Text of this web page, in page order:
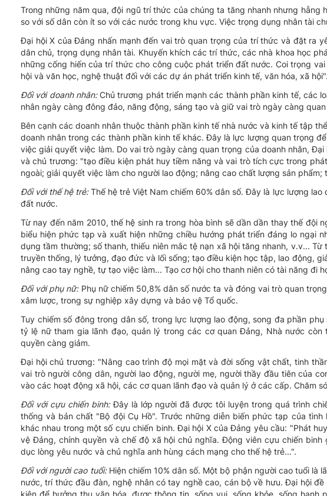
Trong những năm qua, đội ngũ trí thức của chúng ta tăng nhanh nhưng
so với số dân còn ít so với các nước trong khu vực. Việc trọng dụng nhân tài
Đại hội X của Đảng nhấn mạnh đến vai trò quan trọng của trí thức và đặt ra
dân chủ, trọng dụng nhân tài. Khuyến khích các trí thức, các nhà khoa học
những cống hiến của trí thức cho công cuộc phát triển đất nước. Coi trọng
hội và văn học, nghệ thuật đối với các dự án phát triển kinh tế, văn hóa, xã hội".
Đối với doanh nhân:Chủ trương phát triển mạnh các thành phần kinh tế, các
nhân ngày càng đông đảo, năng động, sáng tạo và giữ vai trò ngày càng
Bên cạnh các doanh nhân thuộc thành phần kinh tế nhà nước và kinh tế tập
doanh nhân trong các thành phần kinh tế khác. Đây là lực lượng quan trọng
việc giải quyết việc làm. Do vai trò ngày càng quan trọng của doanh nhân,
và chủ trương: "tạo điều kiện phát huy tiềm năng và vai trò tích cực trong
ngoài; giải quyết việc làm cho người lao động; nâng cao chất lượng sản
Đối với thế hệ trẻ:Thế hệ trẻ Việt Nam chiếm 60% dân số. Đây là lực lượng
đất nước.
Từ nay đến năm 2010, thế hệ sinh ra trong hòa bình sẽ dần dần thay thế đội
biểu hiện phức tạp và xuất hiện những chiều hướng phát triển đáng lo ngại
dụng tầm thường; số thanh, thiếu niên mắc tệ nạn xã hội tăng nhanh, v.v...
truyền thống, lý tưởng, đạo đức và lối sống; tạo điều kiện học tập, lao động,
nâng cao tay nghề, tự tạo việc làm... Tạo cơ hội cho thanh niên có tài năng đi
Đối với phụ nữ:Phụ nữ chiếm 50,8% dân số nước ta và đóng vai trò quan
xâm lược, trong sự nghiệp xây dựng và bảo vệ Tổ quốc.
Tuy chiếm số đông trong dân số, trong lực lượng lao động, song đa phần
tỷ lệ nữ tham gia lãnh đạo, quản lý trong các cơ quan Đảng, Nhà nước
quyền càng giảm.
Đại hội chủ trương: "Nâng cao trình độ mọi mặt và đời sống vật chất, tinh
vai trò người công dân, người lao động, người mẹ, người thầy đầu tiên của
vào các hoạt động xã hội, các cơ quan lãnh đạo và quản lý ở các cấp. Chăm
Đối với cựu chiến binh:Đây là lớp người đã được tôi luyện trong quá trình
thống và bản chất "Bộ đội Cụ Hồ". Trước những diễn biến phức tạp của
khác nhau trong một số cựu chiến binh. Đại hội X của Đảng yêu cầu: "Phát
vệ Đảng, chính quyền và chế độ xã hội chủ nghĩa. Động viên cựu chiến
dục lòng yêu nước và chủ nghĩa anh hùng cách mạng cho thế hệ trẻ...".
Đối với người cao tuổi:Hiện chiếm 10% dân số. Một bộ phận người cao tuổi là
nước, trí thức đầu đàn, nghệ nhân có tay nghề cao, cán bộ về hưu. Đại hội